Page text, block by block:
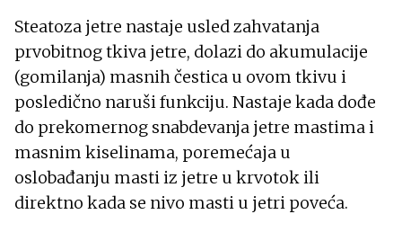
Steatoza jetre nastaje usled zahvatanja
prvobitnog tkiva jetre, dolazi do akumulacije
(gomilanja) masnih čestica u ovom tkivu i
posledično naruši funkciju. Nastaje kada dođe
do prekomernog snabdevanja jetre mastima i
masnim kiselinama, poremećaja u
oslobađanju masti iz jetre u krvotok ili
direktno kada se nivo masti u jetri poveća.